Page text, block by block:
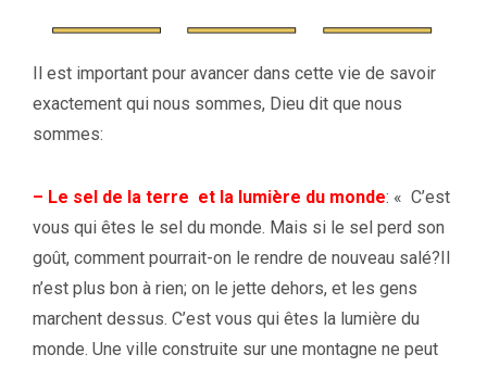
Il est important pour avancer dans cette vie de savoir
exactement qui nous sommes, Dieu dit que nous
sommes:
– Le sel de la terre et la lumière du monde: « C’est
vous qui êtes le sel du monde. Mais si le sel perd son
goût, comment pourrait-on le rendre de nouveau salé?Il
n’est plus bon à rien; on le jette dehors, et les gens
marchent dessus. C’est vous qui êtes la lumière du
monde. Une ville construite sur une montagne ne peut